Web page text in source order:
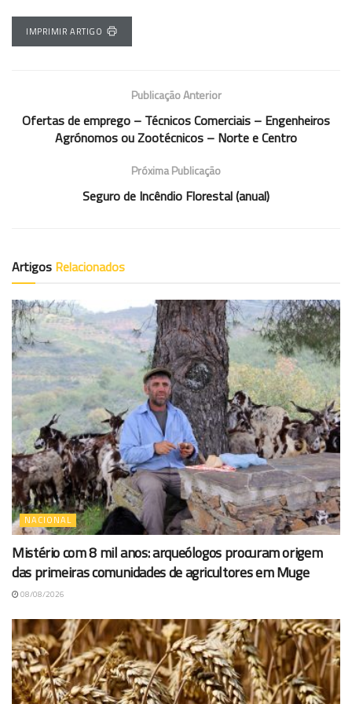
IMPRIMIR ARTIGO
Publicação Anterior
Ofertas de emprego – Técnicos Comerciais – Engenheiros
Agrónomos ou Zootécnicos – Norte e Centro
Próxima Publicação
Seguro de Incêndio Florestal (anual)
Artigos Relacionados
NACIONAL
Mistério com 8 mil anos: arqueólogos procuram origem
das primeiras comunidades de agricultores em Muge
08/08/2026